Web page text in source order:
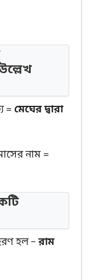
= মেঘের দ্বারা
নাম =
হল –রাম